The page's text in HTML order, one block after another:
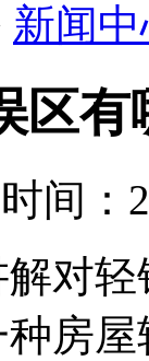
新闻
区有
间：
对
房